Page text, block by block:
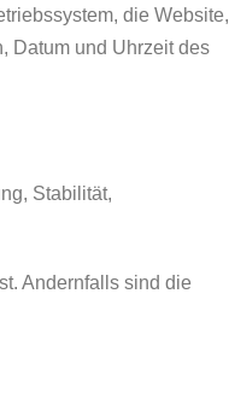
die Website,
Datum und Uhrzeit des
Stabilität,
Andernfalls sind die